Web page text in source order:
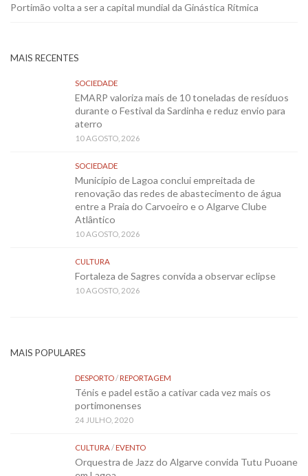
Portimão volta a ser a capital mundial da Ginástica Rítmica
MAIS RECENTES
SOCIEDADE
EMARP valoriza mais de 10 toneladas de resíduos
durante o Festival da Sardinha e reduz envio para
aterro
10 AGOSTO, 2026
SOCIEDADE
Município de Lagoa conclui empreitada de
renovação das redes de abastecimento de água
entre a Praia do Carvoeiro e o Algarve Clube
Atlântico
10 AGOSTO, 2026
CULTURA
Fortaleza de Sagres convida a observar eclipse
10 AGOSTO, 2026
MAIS POPULARES
DESPORTO/REPORTAGEM
Ténis e padel estão a cativar cada vez mais os
portimonenses
24 JULHO, 2020
CULTURA/EVENTO
Orquestra de Jazz do Algarve convida Tutu Puoane